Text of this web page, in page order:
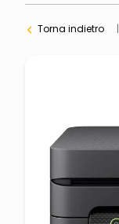
Torna indietro